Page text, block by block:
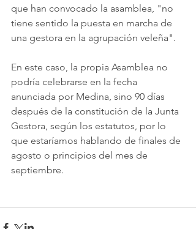
que han convocado la asamblea, "no
tiene sentido la puesta en marcha de
una gestora en la agrupación veleña".
En este caso, la propia Asamblea no
podría celebrarse en la fecha
anunciada por Medina, sino 90 días
después de la constitución de la Junta
Gestora, según los estatutos, por lo
que estaríamos hablando de finales de
agosto o principios del mes de
septiembre.